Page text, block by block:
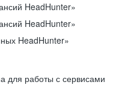
HeadHunter»
HeadHunter»
HeadHunter»
работы с сервисами